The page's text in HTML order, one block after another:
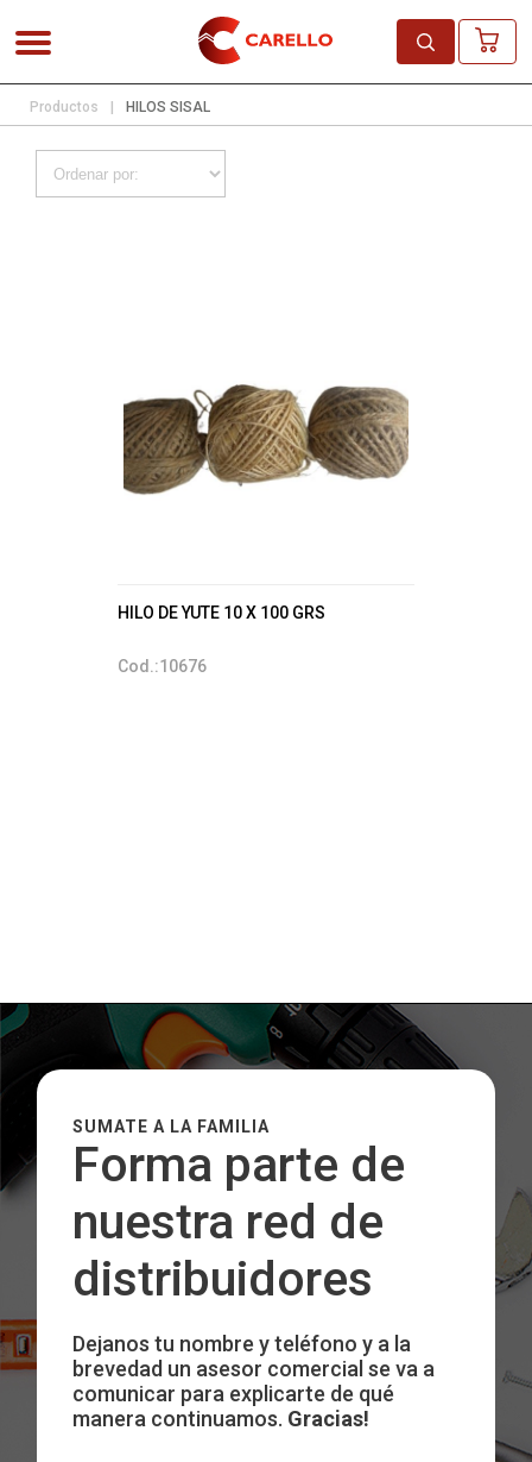
Productos HILOS SISAL
HILO DE YUTE 10 X 100 GRS
Cod.:10676
SUMATE A LA FAMILIA
Forma parte de
nuestra red de
distribuidores
Dejanos tu nombre y teléfono y a la
brevedad un asesor comercial se va a
comunicar para explicarte de qué
manera continuamos. Gracias!